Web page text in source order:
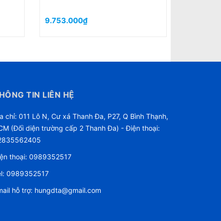
9.416.000₫
TIN LIÊN HỆ
chỉ: 011 Lô N, Cư xá Thanh Đa, P27, Q Bình Thạnh,
(Đối diện trường cấp 2 Thanh Đa) - Điện thoại:
thoại: 0989352517
0989352517
hỗ trợ: hungdta@gmail.com